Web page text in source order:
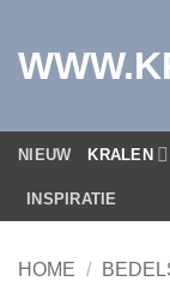
inhoud
NIEUW KRALEN
INSPIRATIE
HOME /